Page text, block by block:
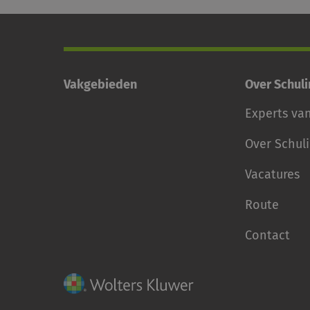
Vakgebieden
Over
Experts
Over
Vacatures
Route
Contact